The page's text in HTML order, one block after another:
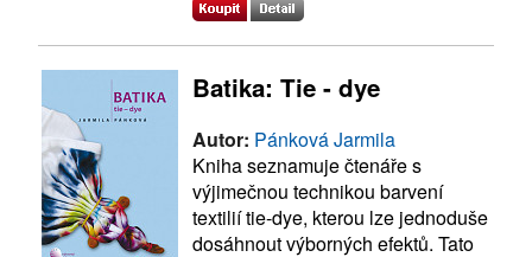
Batika: Tie - dye
Autor: Pánková Jarmila
Kniha seznamuje čtenáře s
výjimečnou technikou barvení
textilií tie-dye, kterou lze jednoduše
dosáhnout výborných efektů. Tato